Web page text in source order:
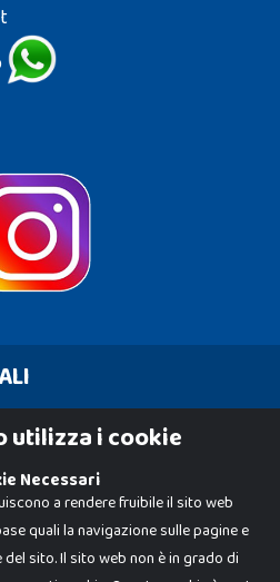
utilizza i cookie
Necessari
a rendere fruibile il sito web
quali la navigazione sulle pagine e
sito. Il sito web non è in grado di